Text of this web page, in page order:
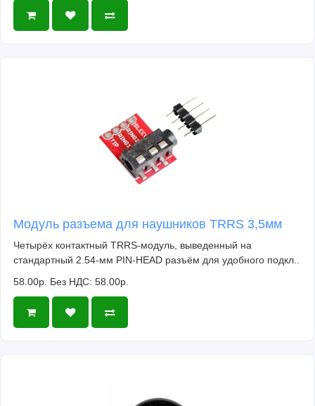
Модуль разъема для наушников TRRS 3,5мм
Четырёх контактный TRRS-модуль, выведенный на
стандартный 2.54-мм PIN-HEAD разъём для удобного подкл..
58.00р. Без НДС: 58.00р.